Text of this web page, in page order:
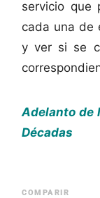
servicio que
cada una de
y ver si se
Adelanto de
Décadas
COMPARIR